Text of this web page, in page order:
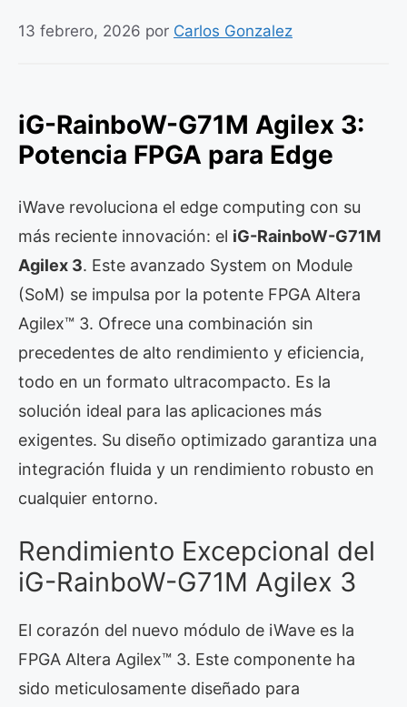
13 febrero, 2026 por Carlos Gonzalez
iG-RainboW-G71M Agilex 3:
Potencia FPGA para Edge
iWave revoluciona el edge computing con su
más reciente innovación: el iG-RainboW-G71M
Agilex 3. Este avanzado System on Module
(SoM) se impulsa por la potente FPGA Altera
Agilex™ 3. Ofrece una combinación sin
precedentes de alto rendimiento y eficiencia,
todo en un formato ultracompacto. Es la
solución ideal para las aplicaciones más
exigentes. Su diseño optimizado garantiza una
integración fluida y un rendimiento robusto en
cualquier entorno.
Rendimiento Excepcional del
iG-RainboW-G71M Agilex 3
El corazón del nuevo módulo de iWave es la
FPGA Altera Agilex™ 3. Este componente ha
sido meticulosamente diseñado para